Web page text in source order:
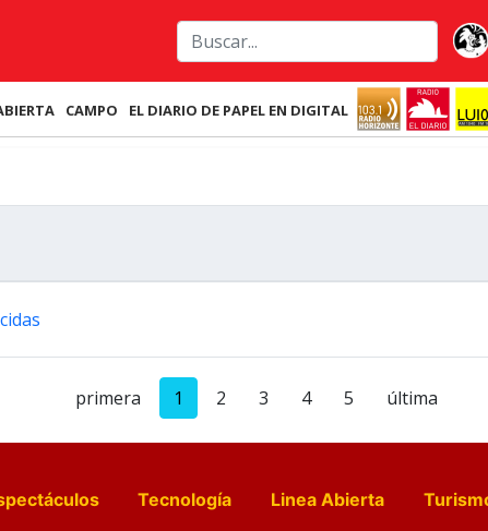
CAMPO EL DIARIO DE PAPEL EN DIGITAL
primera 1 2 3 4 5 última
Tecnología Linea Abierta